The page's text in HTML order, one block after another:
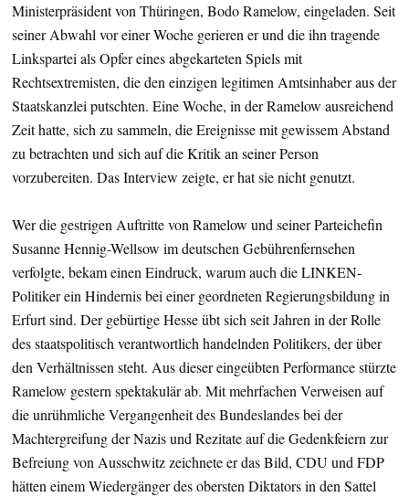
Ministerpräsident von Thüringen, Bodo Ramelow, eingeladen. Seit
seiner Abwahl vor einer Woche gerieren er und die ihn tragende
Linkspartei als Opfer eines abgekarteten Spiels mit
Rechtsextremisten, die den einzigen legitimen Amtsinhaber aus der
Staatskanzlei putschten. Eine Woche, in der Ramelow ausreichend
Zeit hatte, sich zu sammeln, die Ereignisse mit gewissem Abstand
zu betrachten und sich auf die Kritik an seiner Person
vorzubereiten. Das Interview zeigte, er hat sie nicht genutzt.
Wer die gestrigen Auftritte von Ramelow und seiner Parteichefin
Susanne Hennig-Wellsow im deutschen Gebührenfernsehen
verfolgte, bekam einen Eindruck, warum auch die LINKEN-
Politiker ein Hindernis bei einer geordneten Regierungsbildung in
Erfurt sind. Der gebürtige Hesse übt sich seit Jahren in der Rolle
des staatspolitisch verantwortlich handelnden Politikers, der über
den Verhältnissen steht. Aus dieser eingeübten Performance stürzte
Ramelow gestern spektakulär ab. Mit mehrfachen Verweisen auf
die unrühmliche Vergangenheit des Bundeslandes bei der
Machtergreifung der Nazis und Rezitate auf die Gedenkfeiern zur
Befreiung von Ausschwitz zeichnete er das Bild, CDU und FDP
hätten einem Wiedergänger des obersten Diktators in den Sattel